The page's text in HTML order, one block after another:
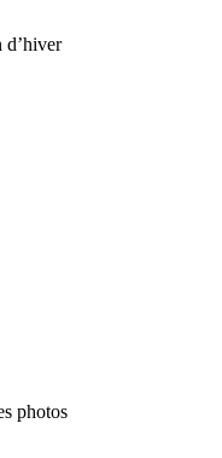
d’hiver
photos